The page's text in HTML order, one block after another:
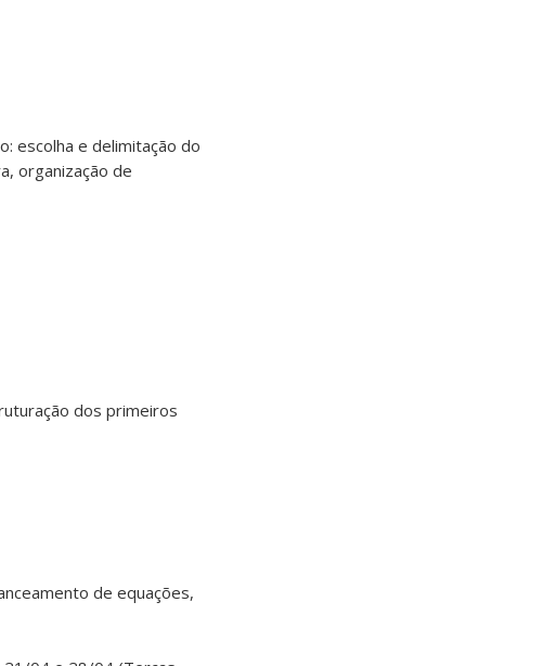
escolha e delimitação do
organização de
dos primeiros
de equações,